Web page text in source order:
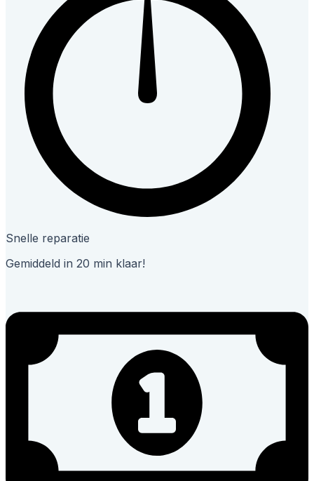
Snelle reparatie
Gemiddeld in 20 min klaar!